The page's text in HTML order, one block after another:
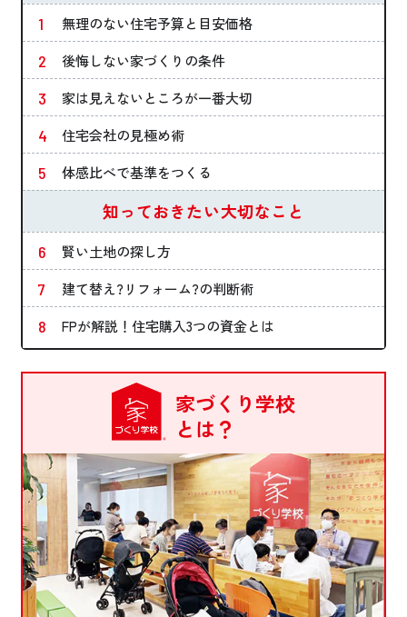
無理のない住宅予算と目安価格
後悔しない家づくりの条件
家は見えないところが一番大切
住宅会社の見極め術
体感比べで基準をつくる
知っておきたい大切なこと
賢い土地の探し方
建て替え?リフォーム?の判断術
FPが解説！住宅購入3つの資金とは
家づくり学校
とは？